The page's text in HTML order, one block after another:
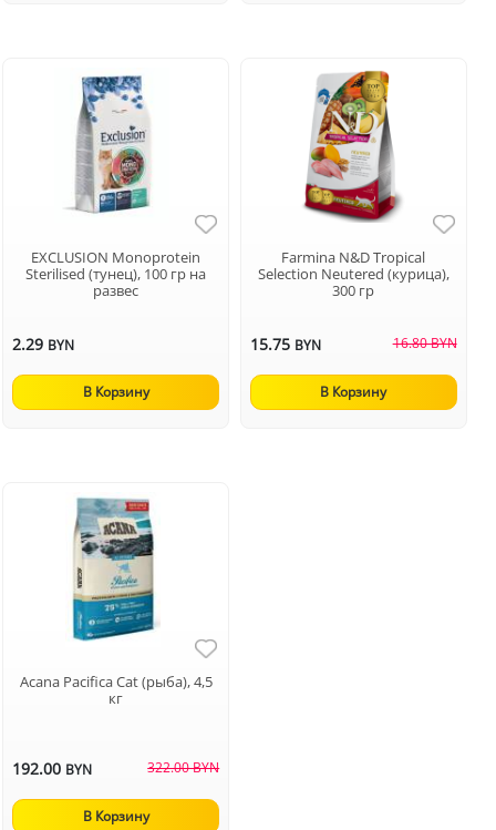
EXCLUSION Monoprotein
Sterilised (тунец), 100 гр на
развес
2.29 BYN
В Корзину
Farmina N&D Tropical
Selection Neutered (курица),
300 гр
15.75 BYN 16.80 BYN
В Корзину
Acana Pacifiсa Cat (рыба), 4,5
кг
192.00 BYN 322.00 BYN
В Корзину